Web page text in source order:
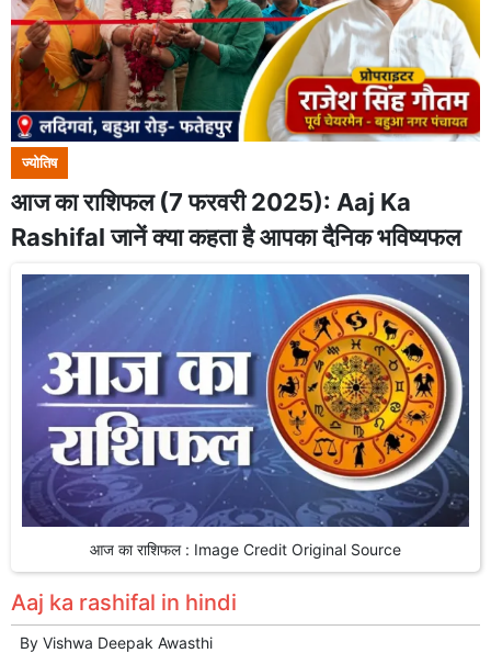
ज्योतिष
आज का राशिफल (7 फरवरी 2025): Aaj Ka
Rashifal जानें क्या कहता है आपका दैनिक भविष्यफल
आज का राशिफल : Image Credit Original Source
Aaj ka rashifal in hindi
By Vishwa Deepak Awasthi